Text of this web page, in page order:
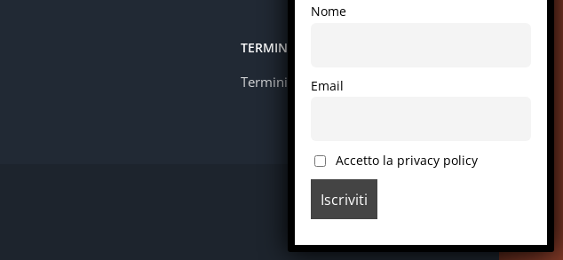
TERMINI E CONDIZIONI
Termini e condizioni
Nome
Email
Accetto la privacy policy